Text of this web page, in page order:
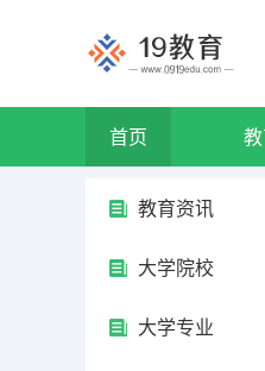
首页
教育资讯
大学院校
大学专业